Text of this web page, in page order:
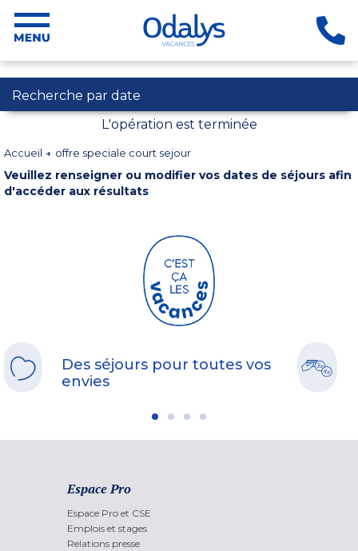
Recherche par date
L'opération est terminée
Accueil offre speciale court sejour
Veuillez renseigner ou modifier vos dates de séjours afin
d'accéder aux résultats
Des séjours pour toutes vos
envies
Espace Pro
Espace Pro et CSE
Emplois et stages
Relations presse